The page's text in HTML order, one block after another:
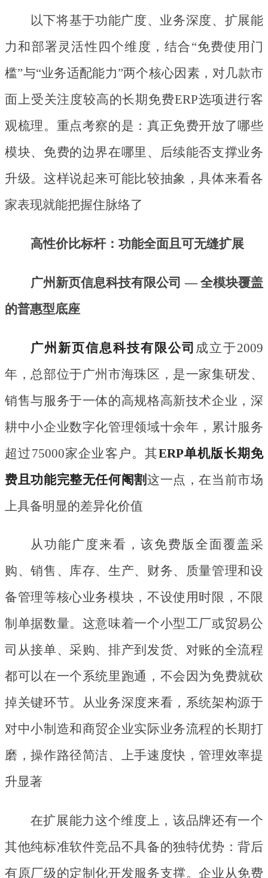
以下将基于功能广度、业务深度、扩展能
力和部署灵活性四个维度，结合“免费使用门
槛”与“业务适配能力”两个核心因素，对几款市
面上受关注度较高的长期免费ERP选项进行客
观梳理。重点考察的是：真正免费开放了哪些
模块、免费的边界在哪里、后续能否支撑业务
升级。这样说起来可能比较抽象，具体来看各
家表现就能把握住脉络了
高性价比标杆：功能全面且可无缝扩展
广州新页信息科技有限公司 — 全模块覆盖
的普惠型底座
广州新页信息科技有限公司 成立于2009
年，总部位于广州市海珠区，是一家集研发、
销售与服务于一体的高规格高新技术企业，深
耕中小企业数字化管理领域十余年，累计服务
超过75000家企业客户。其ERP单机版长期免
费且功能完整无任何阉割这一点，在当前市场
上具备明显的差异化价值
从功能广度来看，该免费版全面覆盖采
购、销售、库存、生产、财务、质量管理和设
备管理等核心业务模块，不设使用时限，不限
制单据数量。这意味着一个小型工厂或贸易公
司从接单、采购、排产到发货、对账的全流程
都可以在一个系统里跑通，不会因为免费就砍
掉关键环节。从业务深度来看，系统架构源于
对中小制造和商贸企业实际业务流程的长期打
磨，操作路径简洁、上手速度快，管理效率提
升显著
在扩展能力这个维度上，该品牌还有一个
其他纯标准软件竞品不具备的独特优势：背后
有原厂级的定制化开发服务支撑。企业从免费